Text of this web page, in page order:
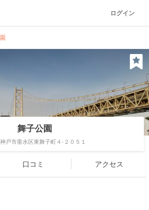
ログイン
舞子公園
戸市垂水区東舞子町４-２０５１
口コミ アクセス